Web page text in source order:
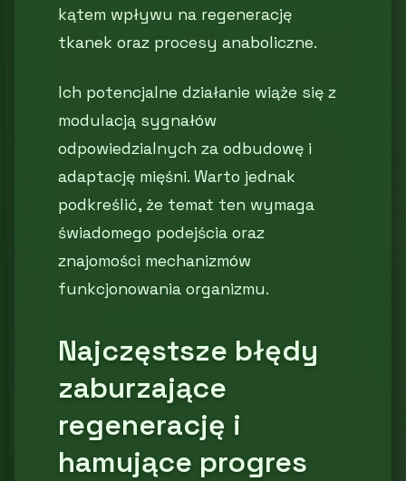
kątem wpływu na regenerację
tkanek oraz procesy anaboliczne.
Ich potencjalne działanie wiąże się z
modulacją sygnałów
odpowiedzialnych za odbudowę i
adaptację mięśni. Warto jednak
podkreślić, że temat ten wymaga
świadomego podejścia oraz
znajomości mechanizmów
funkcjonowania organizmu.
Najczęstsze błędy
zaburzające
regenerację i
hamujące progres